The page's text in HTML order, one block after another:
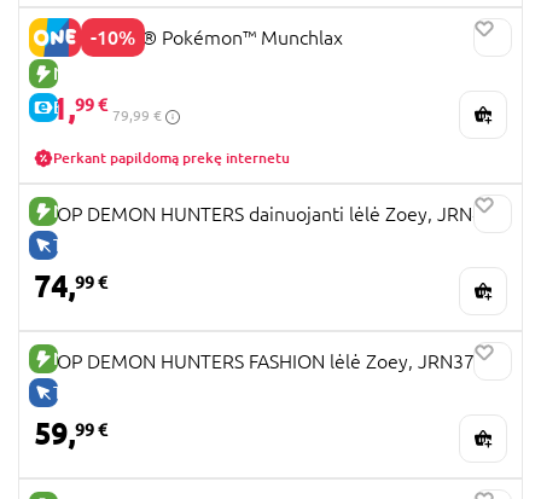
-10%
NAUJA PREKĖ
E-KAINA
72150 LEGO® Pokémon™ Munchlax
71,99 €
79,99 €
Perkant papildomą prekę internetu
NAUJA PREKĖ
TIK INTERNETU
KPOP DEMON HUNTERS dainuojanti lėlė Zoey, JRN42
74,99 €
NAUJA PREKĖ
TIK INTERNETU
KPOP DEMON HUNTERS FASHION lėlė Zoey, JRN37
59,99 €